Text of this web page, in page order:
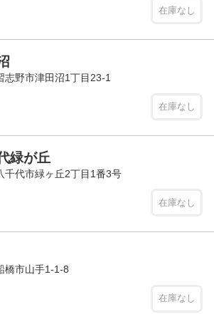
在庫なし
野市津田沼1丁目23-1
在庫なし
緑が丘
代市緑ヶ丘2丁目1番3号
在庫なし
市山手1-1-8
在庫なし